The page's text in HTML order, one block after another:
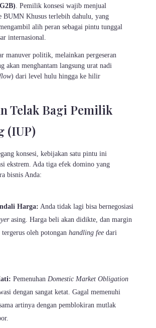
. Pemilik konsesi wajib menjual
BUMN Khusus terlebih dahulu, yang
alih peran sebagai pintu tunggal
internasional.
manuver politik, melainkan pergeseran
akan menghantam langsung urat nadi
) dari level hulu hingga ke hilir
Telak Bagi Pemilik
(IUP)
konsesi, kebijakan satu pintu ini
ekstrem. Ada tiga efek domino yang
bisnis Anda:
Harga: Anda tidak lagi bisa bernegosiasi
asing. Harga beli akan didikte, dan margin
oleh potongan handling fee dari
Pemenuhan Domestic Market Obligation
dengan sangat ketat. Gagal memenuhi
artinya dengan pemblokiran mutlak